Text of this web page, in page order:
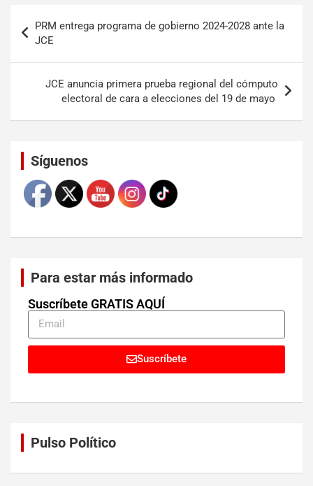
PRM entrega programa de gobierno 2024-2028 ante la
JCE
JCE anuncia primera prueba regional del cómputo
electoral de cara a elecciones del 19 de mayo
Síguenos
Para estar más informado
Suscríbete GRATIS AQUÍ
Suscríbete
Pulso Político